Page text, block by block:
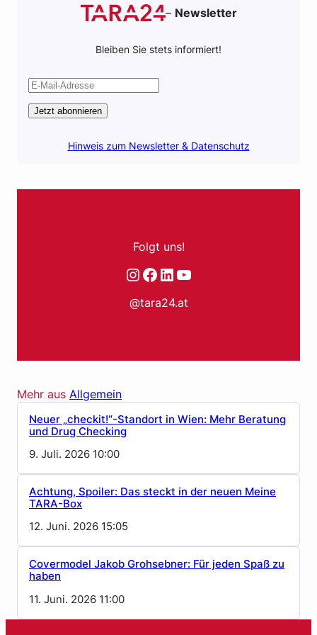
– Newsletter
Bleiben Sie stets informiert!
Jetzt abonnieren
Hinweis zum Newsletter & Datenschutz
Folgt uns!
Instagram
Facebook
LinkedIn
YouTube
@tara24.at
Mehr aus Allgemein
Neuer „checkit!“-Standort in Wien: Mehr Beratung
und Drug Checking
9. Juli. 2026 10:00
Achtung, Spoiler: Das steckt in der neuen Meine
TARA-Box
12. Juni. 2026 15:05
Covermodel Jakob Grohsebner: Für jeden Spaß zu
haben
11. Juni. 2026 11:00